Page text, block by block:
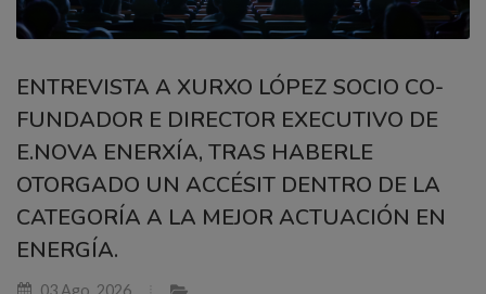
ENTREVISTA A XURXO LÓPEZ SOCIO CO-
FUNDADOR E DIRECTOR EXECUTIVO DE
E.NOVA ENERXÍA, TRAS HABERLE
OTORGADO UN ACCÉSIT DENTRO DE LA
CATEGORÍA A LA MEJOR ACTUACIÓN EN
ENERGÍA.
03 Ago, 2026